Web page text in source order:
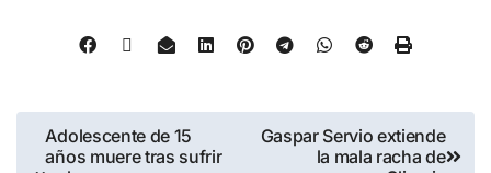
Adolescente de 15
años muere tras sufrir
Gaspar Servio extiende
la mala racha de